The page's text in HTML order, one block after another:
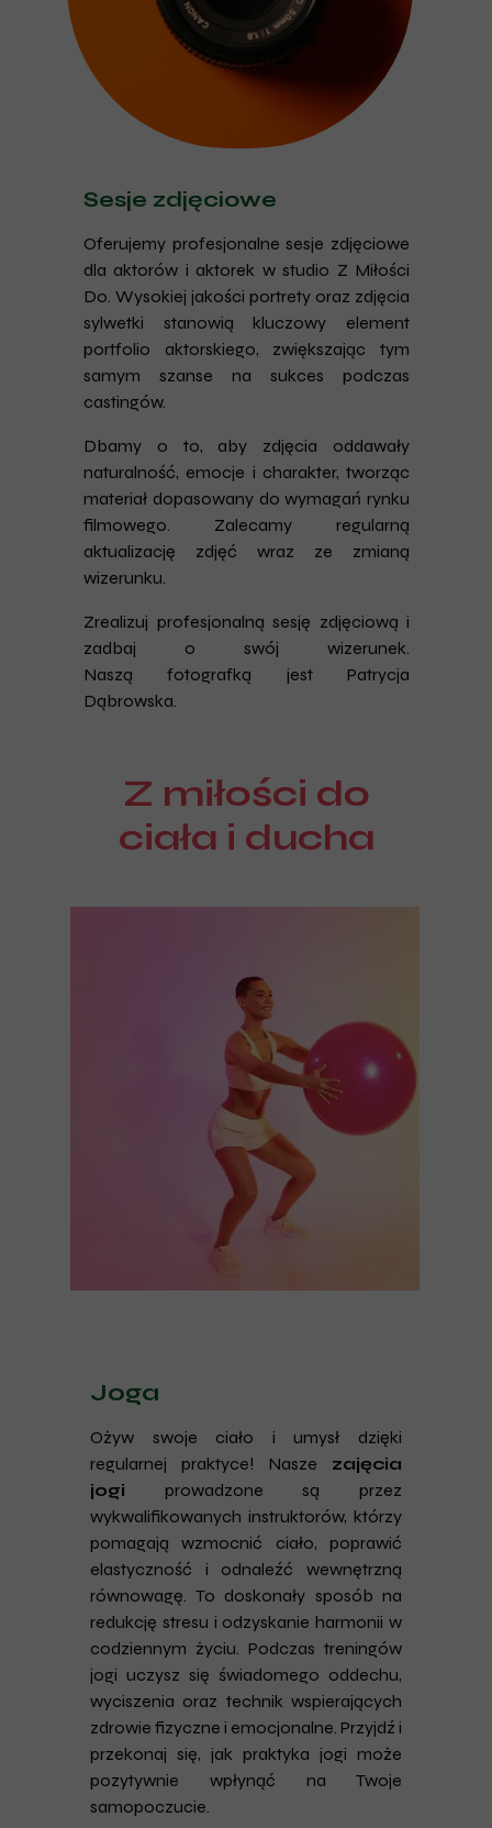
Sesje zdjęciowe
Oferujemy profesjonalne sesje zdjęciowe
dla aktorów i aktorek w studio Z Miłości
Do. Wysokiej jakości portrety oraz zdjęcia
sylwetki stanowią kluczowy element
portfolio aktorskiego, zwiększając tym
samym szanse na sukces podczas
castingów.
Dbamy o to, aby zdjęcia oddawały
naturalność, emocje i charakter, tworząc
materiał dopasowany do wymagań rynku
filmowego. Zalecamy regularną
aktualizację zdjęć wraz ze zmianą
wizerunku.
Zrealizuj profesjonalną sesję zdjęciową i
zadbaj o swój wizerunek.
Naszą fotografką jest Patrycja
Dąbrowska.
Z miłości do
ciała i ducha
Joga
Ożyw swoje ciało i umysł dzięki
regularnej praktyce! Nasze zajęcia
jogi prowadzone są przez
wykwalifikowanych instruktorów, którzy
pomagają wzmocnić ciało, poprawić
elastyczność i odnaleźć wewnętrzną
równowagę. To doskonały sposób na
redukcję stresu i odzyskanie harmonii w
codziennym życiu. Podczas treningów
jogi uczysz się świadomego oddechu,
wyciszenia oraz technik wspierających
zdrowie fizyczne i emocjonalne. Przyjdź i
przekonaj się, jak praktyka jogi może
pozytywnie wpłynąć na Twoje
samopoczucie.